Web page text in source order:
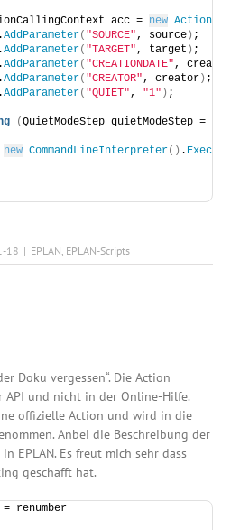
acc =
new
AddParameter( "SOURCE", source ) ;
AddParameter( "TARGET", target ) ;
AddParameter( "CREATIONDATE",
AddParameter( "CREATOR", creator ) ;
AddParameter( "QUIET", "1" ) ;
(QuietModeStep quietModeStep =
new CommandLineInterpreter() . Execute
18 | EPLAN, EPLAN-Scripts
Doku vergessen“. Die Action
API und nicht in der Online-Hilfe.
offizielle Action und wird in die
Anbei die Beschreibung der
EPLAN. Es freut mich sehr dass
geschafft hat.
renumber